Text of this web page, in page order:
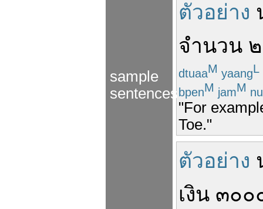
sample
sentences
ตัวอย่าง
จำนวน ๒
dtuaaM yaangL
bpenM jamM
"For
Toe."
ตัวอย่าง
เงิน ๓๐๐